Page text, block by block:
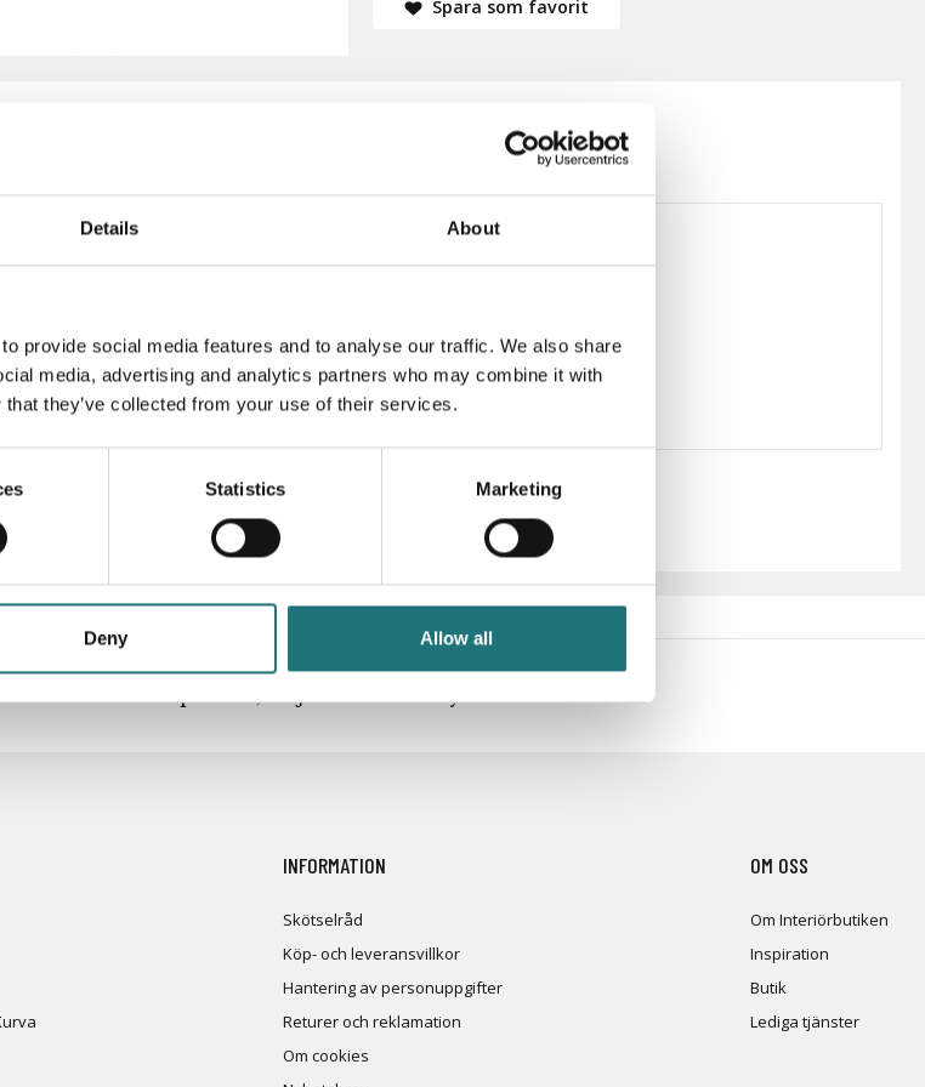
Details About
provide social media features and to analyse our traffic. We also share
media, advertising and analytics partners who may combine it with
they’ve collected from your use of their services.
Statistics Marketing
Deny Allow all
Spara som favorit
medier för inspiration, erbjudanden och nyheter!
INFORMATION
Skötselråd
Köp- och leveransvillkor
Hantering av personuppgifter
Returer och reklamation
Om cookies
OM OSS
Om Interiörbutiken
Inspiration
Butik
Lediga tjänster